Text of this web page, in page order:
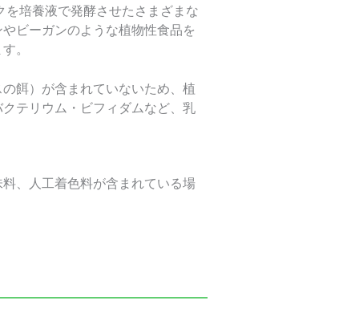
培養液で発酵させたさまざまな
ビーガンのような植物性食品を
。
餌）が含まれていないため、植
テリウム・ビフィダムなど、乳
、人工着色料が含まれている場